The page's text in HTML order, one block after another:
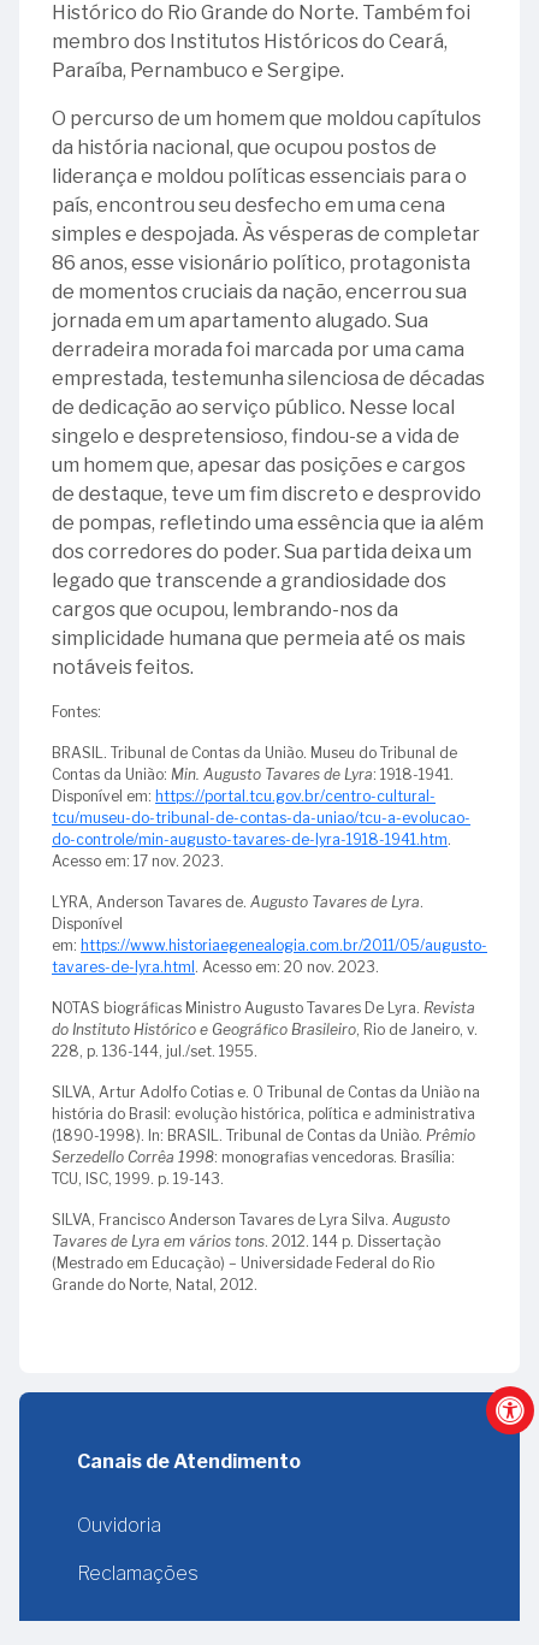
Histórico do Rio Grande do Norte. Também foi
membro dos Institutos Históricos do Ceará,
Paraíba, Pernambuco e Sergipe.
O percurso de um homem que moldou capítulos
da história nacional, que ocupou postos de
liderança e moldou políticas essenciais para o
país, encontrou seu desfecho em uma cena
simples e despojada. Às vésperas de completar
86 anos, esse visionário político, protagonista
de momentos cruciais da nação, encerrou sua
jornada em um apartamento alugado. Sua
derradeira morada foi marcada por uma cama
emprestada, testemunha silenciosa de décadas
de dedicação ao serviço público. Nesse local
singelo e despretensioso, findou-se a vida de
um homem que, apesar das posições e cargos
de destaque, teve um fim discreto e desprovido
de pompas, refletindo uma essência que ia além
dos corredores do poder. Sua partida deixa um
legado que transcende a grandiosidade dos
cargos que ocupou, lembrando-nos da
simplicidade humana que permeia até os mais
notáveis feitos.
Fontes:
BRASIL. Tribunal de Contas da União. Museu do Tribunal de
Contas da União: Min. Augusto Tavares de Lyra: 1918-1941.
Disponível em: https://portal.tcu.gov.br/centro-cultural-
tcu/museu-do-tribunal-de-contas-da-uniao/tcu-a-evolucao-
do-controle/min-augusto-tavares-de-lyra-1918-1941.htm.
Acesso em: 17 nov. 2023.
LYRA, Anderson Tavares de. Augusto Tavares de Lyra.
Disponível
em: https://www.historiaegenealogia.com.br/2011/05/augusto-
tavares-de-lyra.html . Acesso em: 20 nov. 2023.
NOTAS biográficas Ministro Augusto Tavares De Lyra. Revista
do Instituto Histórico e Geográfico Brasileiro, Rio de Janeiro, v.
228, p. 136-144, jul./set. 1955.
SILVA, Artur Adolfo Cotias e. O Tribunal de Contas da União na
história do Brasil: evolução histórica, política e administrativa
(1890-1998). In: BRASIL. Tribunal de Contas da União. Prêmio
Serzedello Corrêa 1998: monografias vencedoras. Brasília:
TCU, ISC, 1999. p. 19-143.
SILVA, Francisco Anderson Tavares de Lyra Silva. Augusto
Tavares de Lyra em vários tons. 2012. 144 p. Dissertação
(Mestrado em Educação) – Universidade Federal do Rio
Grande do Norte, Natal, 2012.
Canais de Atendimento
Ouvidoria
Reclamações